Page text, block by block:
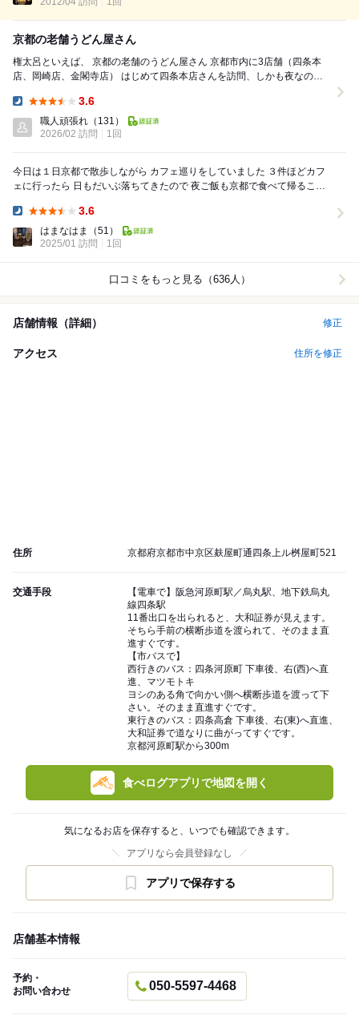
京都の老舗うどん屋さん
権太呂といえば、 京都の老舗のうどん屋さん 京都市内に3店舗（四条本
店、岡崎店、金閣寺店） はじめて四条本店さんを訪問、しかも夜なので
3.6
職人頑張れ （131）
2026/02 訪問
1回
今日は１日京都で散歩しながら カフェ巡りをしていました ３件ほどカフ
ェに行ったら 日もだいぶ落ちてきたので 夜ご飯も京都で食べて帰ること
3.6
はまなはま
（51）
2025/01 訪問
1回
口コミをもっと見る（636人）
店舗情報（詳細） 修正
アクセス 住所を修正
住所 京都府京都市中京区麸屋町通四条上ル桝屋町521
交通手段
【電車で】阪急河原町駅／烏丸駅、地下鉄烏丸
線四条駅
11番出口を出られると、大和証券が見えます。
そちら手前の横断歩道を渡られて、そのまま直
進すぐです。
【市バスで】
西行きのバス：四条河原町 下車後、右(西)へ直
進、マツモトキ
ヨシのある角で向かい側へ横断歩道を渡って下
さい。そのまま直進すぐです。
東行きのバス：四条高倉 下車後、右(東)へ直進、
大和証券で道なりに曲がってすぐです。
京都河原町駅から300m
食べログアプリで地図を開く
気になるお店を保存すると、いつでも確認できます。
アプリなら会員登録なし
アプリで保存する
店舗基本情報
予約・
お問い合わせ
050-5597-4468